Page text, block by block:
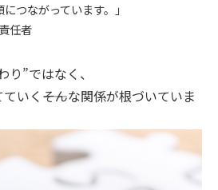
つながっています。」
任者
”ではなく、
いく――そんな関係が根づいていま